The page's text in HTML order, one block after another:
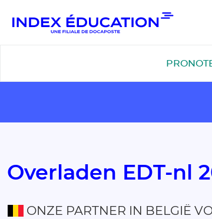
Overladen EDT-nl
ONZE PARTNER IN BELGIË